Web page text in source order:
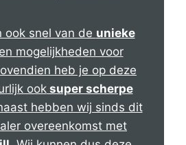
ook snel van de unieke
en mogelijkheden voor
heb je op deze
ooksuper scherpe
hebben wij sinds dit
overeenkomst met